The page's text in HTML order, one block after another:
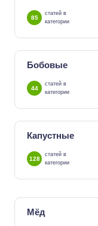
85
статей в
категории
Бобовые
44
статей в
категории
Капустные
128
статей в
категории
Мёд